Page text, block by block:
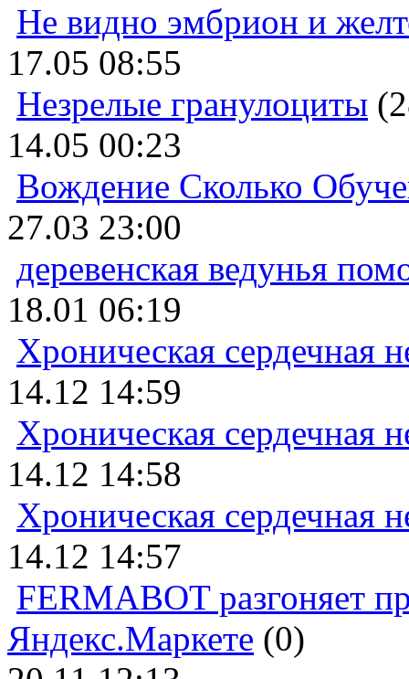
Не видно эмбрион и
17.05 08:55
Незрелые гранулоциты
14.05 00:23
Вождение Сколько
27.03 23:00
деревенская ведунья
18.01 06:19
Хроническая сердечная
14.12 14:59
Хроническая сердечная
14.12 14:58
Хроническая сердечная
14.12 14:57
FERMABOT разгоняет
Яндекс.Маркете (0)